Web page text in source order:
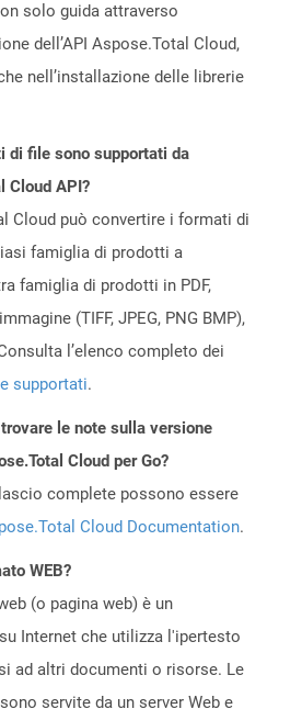
solo guida attraverso
dell’API Aspose.Total Cloud,
nell’installazione delle librerie
di file sono supportati da
Cloud API?
Cloud può convertire i formati di
famiglia di prodotti a
famiglia di prodotti in PDF,
(TIFF, JPEG, PNG BMP),
l’elenco completo dei
supportati.
le note sulla versione
Cloud per Go?
complete possono essere
Cloud Documentation.
WEB?
(o pagina web) è un
Internet che utilizza l'ipertesto
ad altri documenti o risorse. Le
servite da un server Web e